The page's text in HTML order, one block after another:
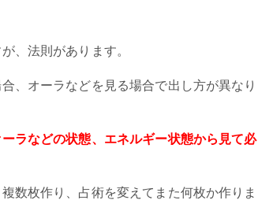
、法則があります。
、オーラなどを見る場合で出し方が異なり
ラなどの状態、エネルギー状態から見て必
数枚作り、占術を変えてまた何枚か作りま